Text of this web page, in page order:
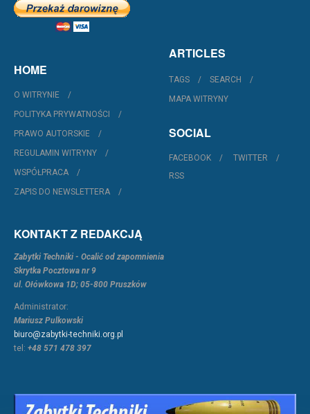
HOME
O WITRYNIE
POLITYKA PRYWATNOŚCI
PRAWO AUTORSKIE
REGULAMIN WITRYNY
WSPÓŁPRACA
ZAPIS DO NEWSLETTERA
ARTICLES
TAGS
SEARCH
MAPA WITRYNY
SOCIAL
FACEBOOK
TWITTER
RSS
KONTAKT Z REDAKCJĄ
Zabytki Techniki - Ocalić od zapomnienia
Skrytka Pocztowa nr 9
ul. Ołówkowa 1D; 05-800 Pruszków
Administrator:
Mariusz Pulkowski
biuro@zabytki-techniki.org.pl
tel: +48 571 478 397